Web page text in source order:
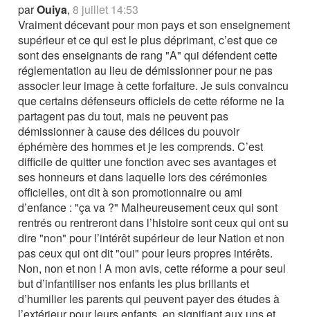
parOuiya,8 juillet 14:53
Vraiment décevant pour mon pays et son enseignement
supérieur et ce qui est le plus déprimant, c’est que ce
sont des enseignants de rang "A" qui défendent cette
réglementation au lieu de démissionner pour ne pas
associer leur image à cette forfaiture. Je suis convaincu
que certains défenseurs officiels de cette réforme ne la
partagent pas du tout, mais ne peuvent pas
démissionner à cause des délices du pouvoir
éphémère des hommes et je les comprends. C’est
difficile de quitter une fonction avec ses avantages et
ses honneurs et dans laquelle lors des cérémonies
officielles, ont dit à son promotionnaire ou ami
d’enfance : "ça va ?" Malheureusement ceux qui sont
rentrés ou rentreront dans l’histoire sont ceux qui ont su
dire "non" pour l’intérêt supérieur de leur Nation et non
pas ceux qui ont dit "oui" pour leurs propres intérêts.
Non, non et non ! A mon avis, cette réforme a pour seul
but d’infantiliser nos enfants les plus brillants et
d’humilier les parents qui peuvent payer des études à
l’extérieur pour leurs enfants, en signifiant aux uns et